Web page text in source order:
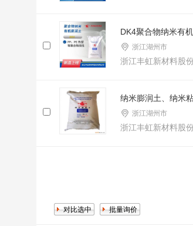
DK4聚合物纳米有
浙江湖州市
浙江丰虹新材料股
纳米膨润土、纳米
浙江湖州市
浙江丰虹新材料股